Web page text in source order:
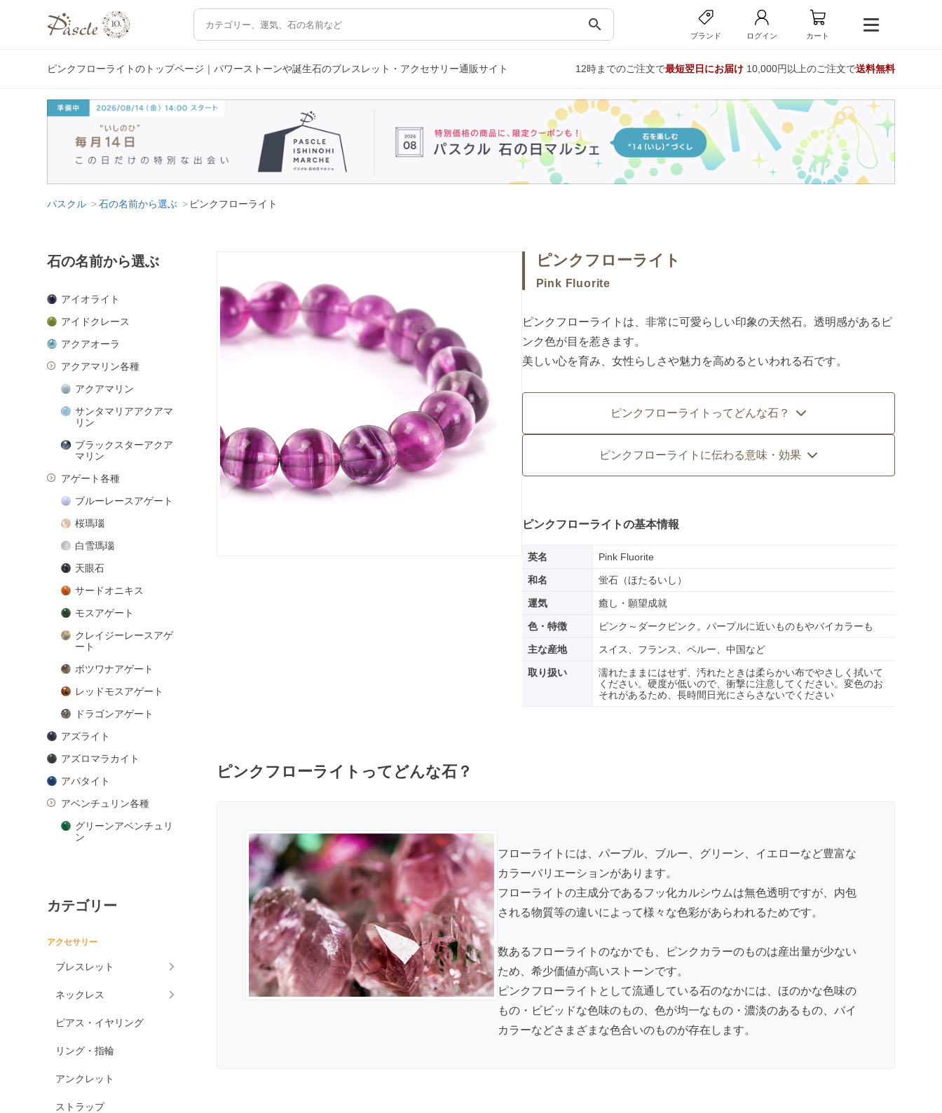
search
ブランド ログイン カート
ピンクフローライトのトップページ｜パワーストーンや誕生石のブレスレット・アクセサリー通販サイト 12時までのご注文で最短翌日にお届け10,000円以上のご注文で送料無料
パスクル 石の名前から選ぶ ピンクフローライト
石の名前から選ぶ
アイオライト
アイドクレース
アクアオーラ
アクアマリン各種
アクアマリン
サンタマリアアクアマ
リン
ブラックスターアクア
マリン
アゲート各種
ブルーレースアゲート
桜瑪瑙
白雪瑪瑙
天眼石
サードオニキス
モスアゲート
クレイジーレースアゲ
ート
ボツワナアゲート
レッドモスアゲート
ドラゴンアゲート
アズライト
アズロマラカイト
アパタイト
アベンチュリン各種
グリーンアベンチュリ
ン
オレンジアベンチュリ
アマゾナイト
アメジスト各種
グリーンアメジスト
ケープアメジスト
ル
アメトリン
カテゴリー
アクセサリー
ブレスレット
ネックレス
ピアス・イヤリング
リング・指輪
アンクレット
ストラップ
ピンクフローライト
Pink Fluorite
ピンクフローライトは、非常に可愛らしい印象の天然石。透明感があるピ
ンク色が目を惹きます。
美しい心を育み、女性らしさや魅力を高めるといわれる石です。
ピンクフローライトってどんな石？
ピンクフローライトに伝わる意味・効果
ピンクフローライトの基本情報
英名 Pink Fluorite
和名 蛍石（ほたるいし）
運気 癒し・願望成就
色・特徴 ピンク～ダークピンク。パープルに近いものもやバイカラーも
主な産地 スイス、フランス、ペルー、中国など
取り扱い
濡れたままにはせず、汚れたときは柔らかい布でやさしく拭いて
ください。硬度が低いので、衝撃に注意してください。変色のお
それがあるため、長時間日光にさらさないでください
ピンクフローライトってどんな石？
フローライトには、パープル、ブルー、グリーン、イエローなど豊富な
カラーバリエーションがあります。
フローライトの主成分であるフッ化カルシウムは無色透明ですが、内包
される物質等の違いによって様々な色彩があらわれるためです。
数あるフローライトのなかでも、ピンクカラーのものは産出量が少ない
ため、希少価値が高いストーンです。
ピンクフローライトとして流通している石のなかには、ほのかな色味の
もの・ビビッドな色味のもの、色が均一なもの・濃淡のあるもの、バイ
カラーなどさまざまな色合いのものが存在します。